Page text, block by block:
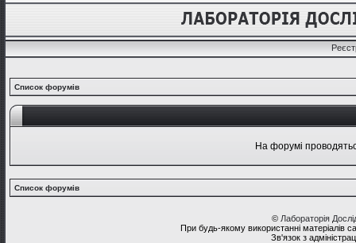
Список форумів
На форумі
Список форумів
© Лабораторія
При будь-якому використанні матеріалів
Зв'язок з